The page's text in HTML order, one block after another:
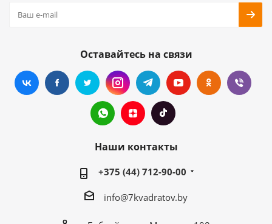
Оставайтесь на связи
Наши контакты
+375 (44) 712-90-00
info@7kvadratov.by